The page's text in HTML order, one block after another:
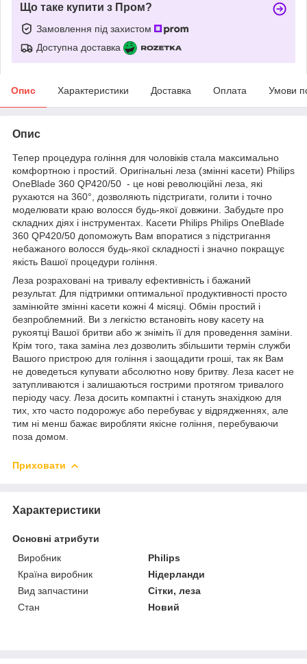
Що таке купити з Пром?
Замовлення під захистом
Доступна доставка
Опис Характеристики Доставка Оплата Умови
Опис
Тепер процедура гоління для чоловіків стала максимально
комфортною і простий. Оригінальні леза (змінні касети) Philips
OneBlade 360 QP420/50 - це нові революційні леза, які
рухаются на 360°, дозволяють підстригати, голити і точно
моделювати краю волосся будь-якої довжини. Забудьте про
складних діях і інструментах. Касети Philips Philips OneBlade
360 QP420/50 допоможуть Вам впоратися з підстригання
небажаного волосся будь-якої складності і значно покращує
якість Вашої процедури гоління.
Леза розраховані на тривалу ефективність і бажаний
результат. Для підтримки оптимальної продуктивності просто
замінюйте змінні касети кожні 4 місяці. Обмін простий і
безпроблемний. Ви з легкістю встановіть нову касету на
рукоятці Вашої бритви або ж зніміть її для проведення заміни.
Крім того, така заміна лез дозволить збільшити термін служби
Вашого пристрою для гоління і заощадити гроші, так як Вам
не доведеться купувати абсолютно нову бритву. Леза касет не
затупливаются і залишаються гострими протягом тривалого
періоду часу. Леза досить компактні і стануть знахідкою для
тих, хто часто подорожує або перебуває у відрядженнях, але
тим ні менш бажає виробляти якісне гоління, перебуваючи
поза домом.
Приховати
Характеристики
Основні атрибути
Виробник
Philips
Країна виробник
Нідерланди
Вид запчастини
Сітки, леза
Стан
Новий